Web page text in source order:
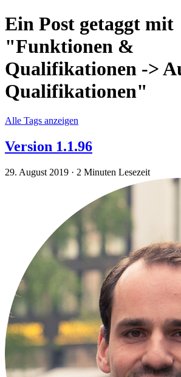
Ein Post getaggt mit
"Funktionen &
Qualifikationen ->
Qualifikationen"
Alle Tags anzeigen
Version 1.1.96
29. August 2019 · 2 Minuten Lesezeit